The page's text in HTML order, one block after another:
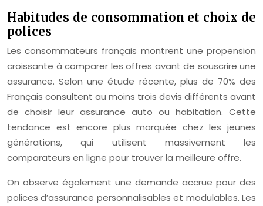
Habitudes de consommation et choix de
polices
Les consommateurs français montrent une propension
croissante à comparer les offres avant de souscrire une
assurance. Selon une étude récente, plus de 70% des
Français consultent au moins trois devis différents avant
de choisir leur assurance auto ou habitation. Cette
tendance est encore plus marquée chez les jeunes
générations, qui utilisent massivement les
comparateurs en ligne pour trouver la meilleure offre.
On observe également une demande accrue pour des
polices d’assurance personnalisables et modulables. Les